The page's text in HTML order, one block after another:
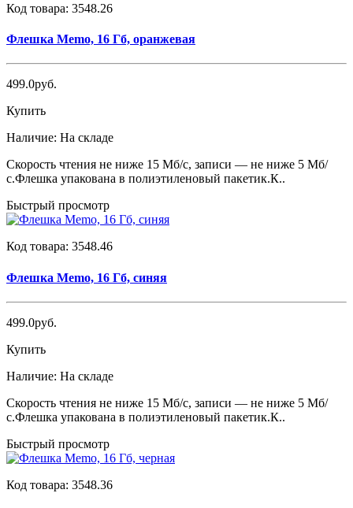
Код товара: 3548.26
Флешка Memo, 16 Гб, оранжевая
499.0руб.
Купить
Наличие: На складе
Скорость чтения не ниже 15 Мб/с, записи — не ниже 5 Мб/
с.Флешка упакована в полиэтиленовый пакетик.К..
Быстрый просмотр
Код товара: 3548.46
Флешка Memo, 16 Гб, синяя
499.0руб.
Купить
Наличие: На складе
Скорость чтения не ниже 15 Мб/с, записи — не ниже 5 Мб/
с.Флешка упакована в полиэтиленовый пакетик.К..
Быстрый просмотр
Код товара: 3548.36